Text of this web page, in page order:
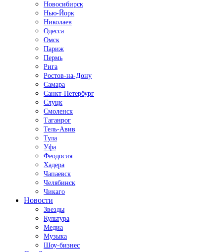
Новосибирск
Нью-Йорк
Николаев
Одесса
Омск
Париж
Пермь
Рига
Ростов-на-Дону
Самара
Санкт-Петербург
Слуцк
Смоленск
Таганрог
Тель-Авив
Тула
Уфа
Феодосия
Хадера
Чапаевск
Челябинск
Чикаго
Новости
Звезды
Культура
Медиа
Музыка
Шоу-бизнес